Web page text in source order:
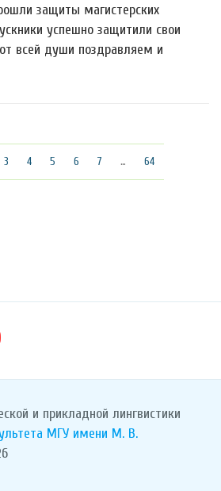
защиты магистерских
успешно защитили свои
всей души поздравляем и
3 4 5 6 7 … 64
и прикладной лингвистики
МГУ имени М. В.